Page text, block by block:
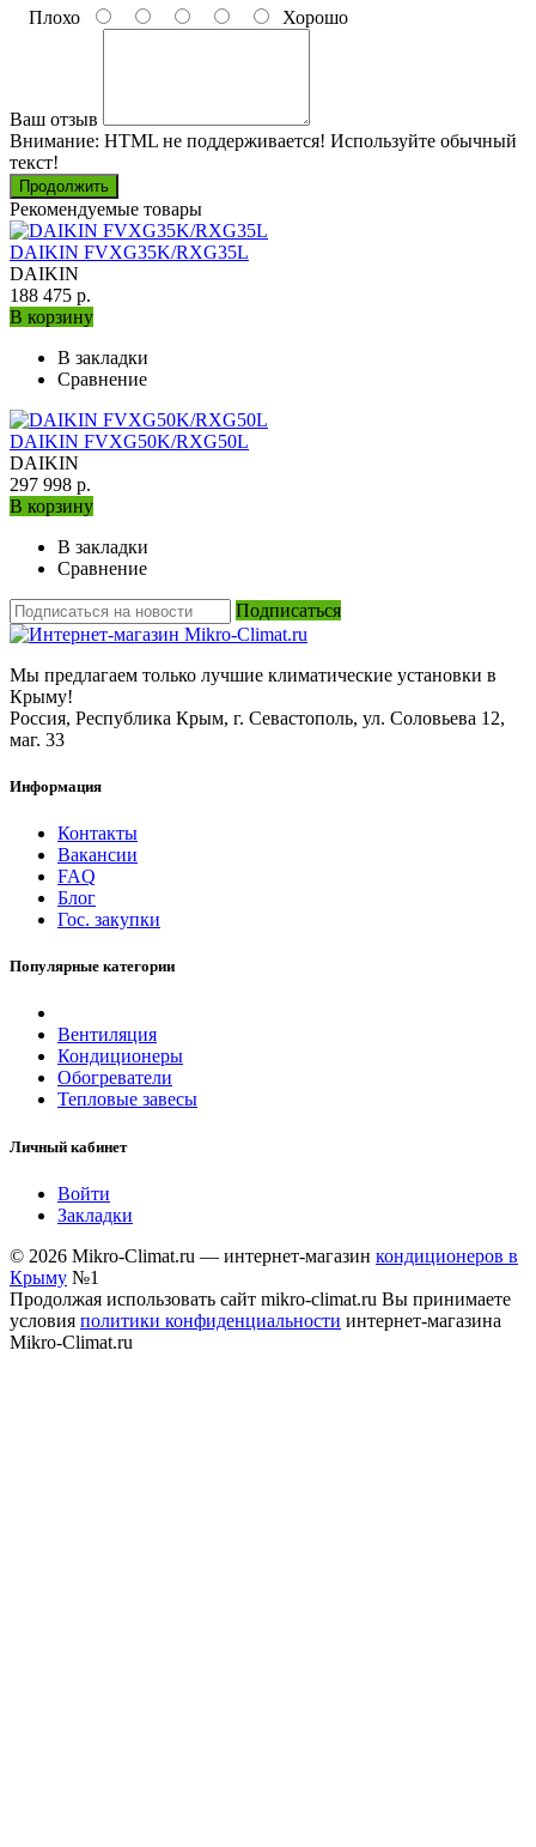
Плохо
Хорошо
Ваш отзыв
Внимание: HTML не поддерживается! Используйте обычный
текст!
Продолжить
Рекомендуемые товары
DAIKIN FVXG35K/RXG35L
DAIKIN
188 475 р.
В корзину
В закладки
Сравнение
DAIKIN FVXG50K/RXG50L
DAIKIN
297 998 р.
В корзину
В закладки
Сравнение
Подписаться
Мы предлагаем только лучшие климатические установки в
Крыму!
Россия, Республика Крым, г. Севастополь, ул. Соловьева 12,
маг. 33
Информация
Контакты
Вакансии
FAQ
Блог
Гос. закупки
Популярные категории
Вентиляция
Кондиционеры
Обогреватели
Тепловые завесы
Личный кабинет
Войти
Закладки
© 2026 Mikro-Climat.ru — интернет-магазин кондиционеров в
Крыму №1
Продолжая использовать сайт mikro-climat.ru Вы принимаете
условия политики конфиденциальности интернет-магазина
Mikro-Climat.ru